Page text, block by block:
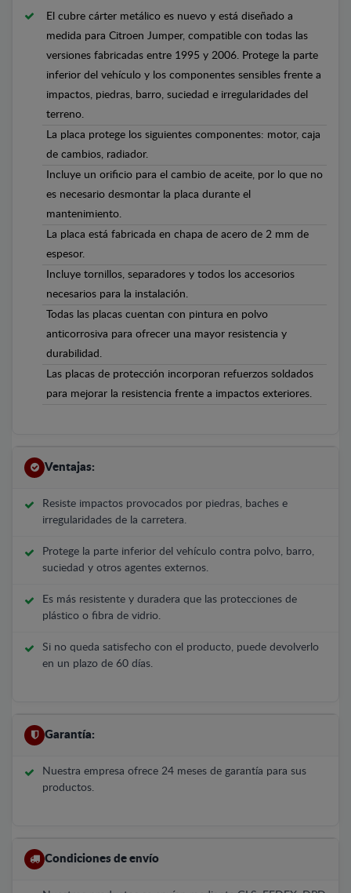
El cubre cárter metálico es nuevo y está diseñado a
medida para Citroen Jumper, compatible con todas las
versiones fabricadas entre 1995 y 2006. Protege la parte
inferior del vehículo y los componentes sensibles frente a
impactos, piedras, barro, suciedad e irregularidades del
terreno.
La placa protege los siguientes componentes: motor, caja
de cambios, radiador.
Incluye un orificio para el cambio de aceite, por lo que no
es necesario desmontar la placa durante el
mantenimiento.
La placa está fabricada en chapa de acero de 2 mm de
espesor.
Incluye tornillos, separadores y todos los accesorios
necesarios para la instalación.
Todas las placas cuentan con pintura en polvo
anticorrosiva para ofrecer una mayor resistencia y
durabilidad.
Las placas de protección incorporan refuerzos soldados
para mejorar la resistencia frente a impactos exteriores.
Ventajas:
Resiste impactos provocados por piedras, baches e
irregularidades de la carretera.
Protege la parte inferior del vehículo contra polvo, barro,
suciedad y otros agentes externos.
Es más resistente y duradera que las protecciones de
plástico o fibra de vidrio.
Si no queda satisfecho con el producto, puede devolverlo
en un plazo de 60 días.
Garantía:
Nuestra empresa ofrece 24 meses de garantía para sus
productos.
Condiciones de envío